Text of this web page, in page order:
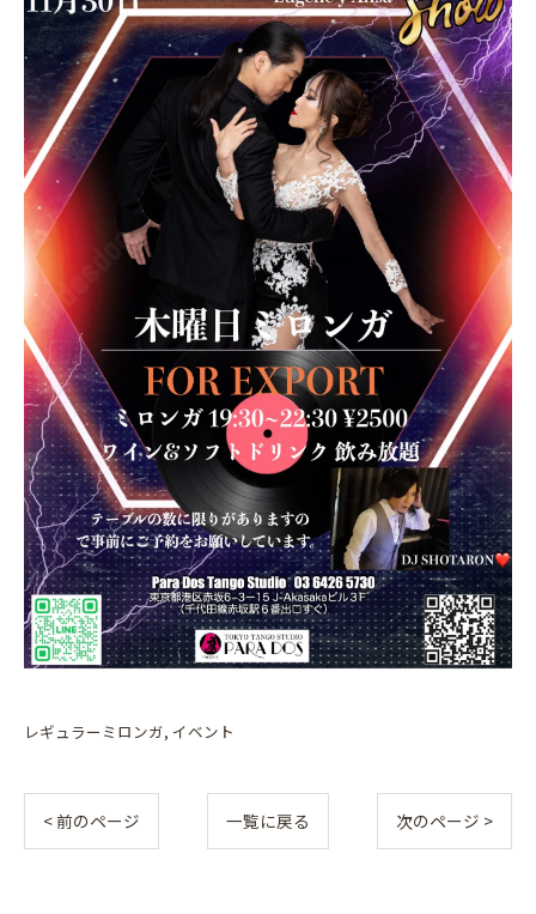
レギュラーミロンガ イベント
< 前のページ 一覧に戻る 次のページ >